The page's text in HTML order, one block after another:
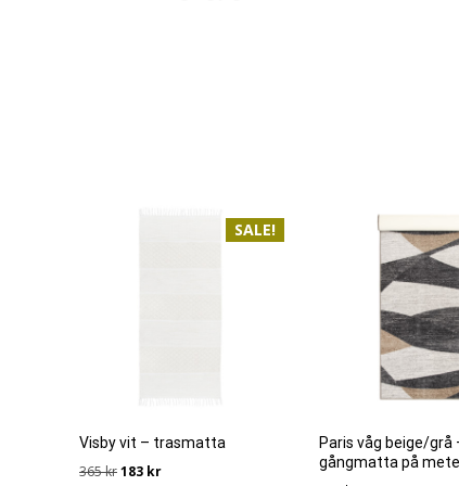
SALE!
Visby vit – trasmatta
365krDet
183 krDet
Paris våg beige/grå
gångmatta på